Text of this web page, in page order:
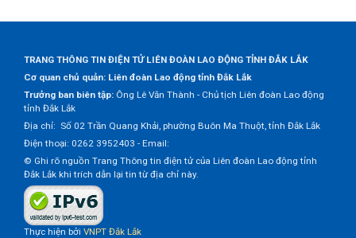
TRANG THÔNG TIN ĐIỆN TỬ LIÊN ĐOÀN LAO ĐỘNG TỈNH ĐẮK LẮK
Cơ quan chủ quản: Liên đoàn Lao động tỉnh Đắk Lắk
Trưởng ban biên tập: Ông Lê Văn Thành - Chủ tịch Liên đoàn Lao động
tỉnh Đắk Lắk
Địa chỉ: Số 02 Trần Quang Khải, phường Buôn Ma Thuột, tỉnh Đắk Lắk
Điện thoại: 0262 3952403 - Email:
© Ghi rõ nguồn Trang Thông tin điện tử của Liên đoàn Lao động tỉnh
Đắk Lắk khi trích dẫn lại tin từ địa chỉ này.
Thực hiện bởi VNPT Đắk Lắk